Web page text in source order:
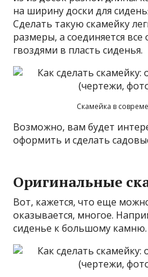
на ширину доски для
Сделать такую скамейку
размеры, а соединяется все
гвоздями в пласть сиденья.
Скамейка в
Возможно, вам будет
оформить и сделать
Оригинальные
Вот, кажется, что еще
оказывается, многое.
сиденье к большому камню.